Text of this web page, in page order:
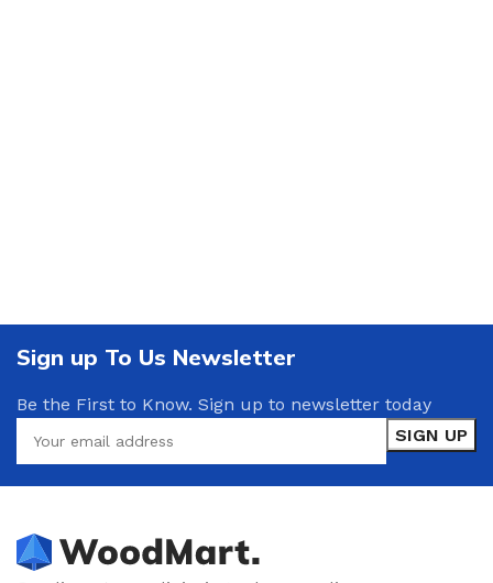
Sign up To Us Newsletter
Be the First to Know. Sign up to newsletter today